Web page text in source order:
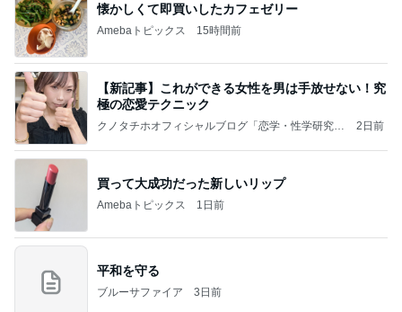
懐かしくて即買いしたカフェゼリー
Amebaトピックス 15時間前
【新記事】これができる女性を男は手放せない！究
極の恋愛テクニック
クノタチホオフィシャルブログ「恋学・性学研究
2日前
買って大成功だった新しいリップ
Amebaトピックス 1日前
平和を守る
ブルーサファイア 3日前